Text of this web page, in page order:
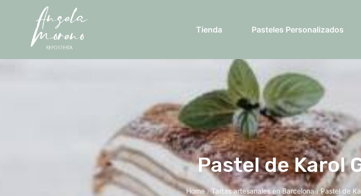
Tienda Pasteles Personalizados
Pastel de Karol
Home / Tartas artesanales en Barcelona / Pastel de